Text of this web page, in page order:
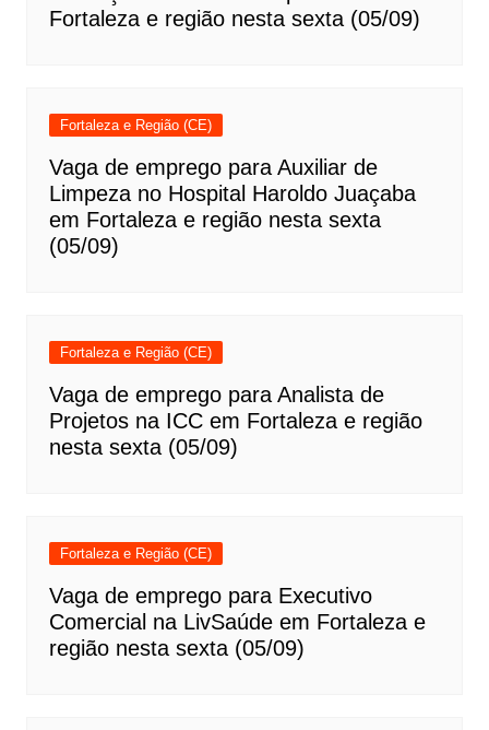
Fortaleza e região nesta sexta (05/09)
Fortaleza e Região (CE)
Vaga de emprego para Auxiliar de
Limpeza no Hospital Haroldo Juaçaba
em Fortaleza e região nesta sexta
(05/09)
Fortaleza e Região (CE)
Vaga de emprego para Analista de
Projetos na ICC em Fortaleza e região
nesta sexta (05/09)
Fortaleza e Região (CE)
Vaga de emprego para Executivo
Comercial na LivSaúde em Fortaleza e
região nesta sexta (05/09)